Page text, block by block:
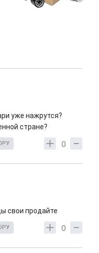
уже нажрутся?
стране?
0
свои продайте
0